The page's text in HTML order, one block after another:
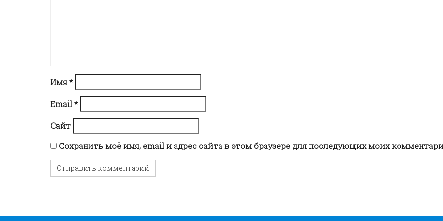
a
t
i
o
Имя*
Email*
Сайт
Сохранить моё имя, email и адрес сайта в этом браузере для последующих моих